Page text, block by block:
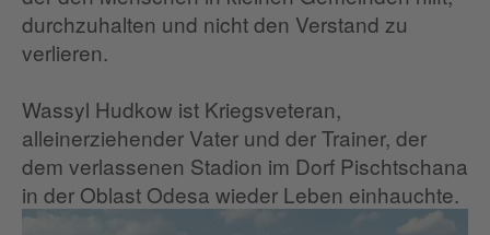
durchzuhalten und nicht den Verstand zu
verlieren.
Wassyl Hudkow ist Kriegsveteran,
alleinerziehender Vater und der Trainer, der
dem verlassenen Stadion im Dorf Pischtschana
in der Oblast Odesa wieder Leben einhauchte.